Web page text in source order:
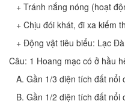
+ Tránh nắng nóng (hoạt
+ Chịu đói khát, đi xa kiếm
+ Động vật tiêu biểu: Lạc
Câu: 1 Hoang mạc có ở hầu
A. Gần 1/3 diện tích đất nổi
B. Gần 1/2 diện tích đất nổi